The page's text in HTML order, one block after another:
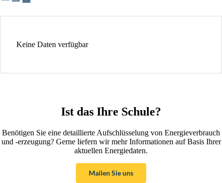
Keine Daten verfügbar
Ist das Ihre Schule?
Benötigen Sie eine detaillierte Aufschlüsselung von Energieverbrauch
und -erzeugung? Gerne liefern wir mehr Informationen auf Basis Ihrer
aktuellen Energiedaten.
Mailen Sie uns